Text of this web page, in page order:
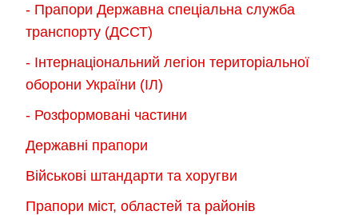
- Прапори Державна спеціальна служба
транспорту (ДССТ)
- Інтернаціональний легіон територіальної
оборони України (ІЛ)
- Розформовані частини
Державні прапори
Військові штандарти та хоругви
Прапори міст, областей та районів